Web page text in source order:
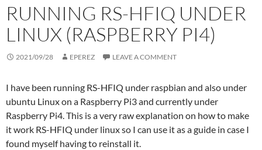
RUNNING RS-HFIQ UNDER
LINUX (RASPBERRY PI4)
2021/09/28 EPEREZ LEAVE A COMMENT
I have been running RS-HFIQ under raspbian and also under
ubuntu Linux on a Raspberry Pi3 and currently under
Raspberry Pi4. This is a very raw explanation on how to make
it work RS-HFIQ under linux so I can use it as a guide in case I
found myself having to reinstall it.